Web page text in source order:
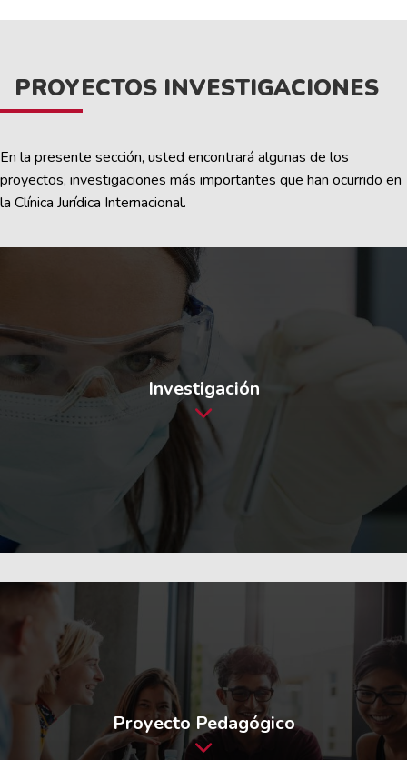
PROYECTOS INVESTIGACIONES
En la presente sección, usted encontrará algunas de los
proyectos, investigaciones más importantes que han ocurrido en
la Clínica Jurídica Internacional.
Investigación
Proyecto Pedagógico